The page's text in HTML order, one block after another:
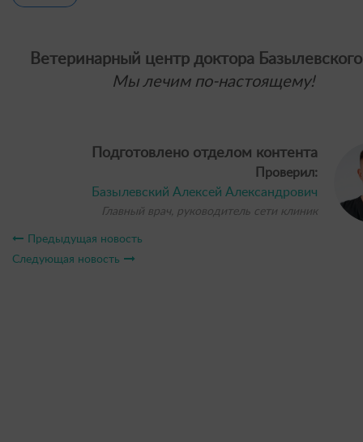
Ветеринарный центр доктора
Мы лечим по-настоящему!
Подготовлено отделом контента
Проверил:
Базылевский Алексей Александрович
Главный врач, руководитель сети клиник
Предыдущая новость
Следующая новость